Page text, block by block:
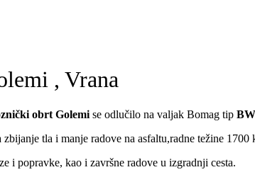
, Vrana
obrt Golemi se odlučilo na valjak Bomag tip
tla i manje radove na asfaltu,radne težine
i popravke, kao i završne radove u izgradnji cesta.